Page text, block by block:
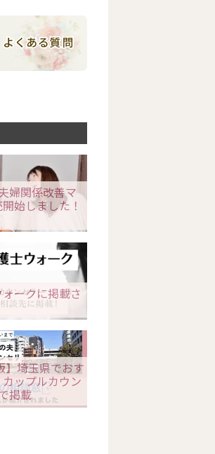
婦関係改善マ
始しました！
ークに掲載さ
】埼玉県でおす
ップルカウン
掲載